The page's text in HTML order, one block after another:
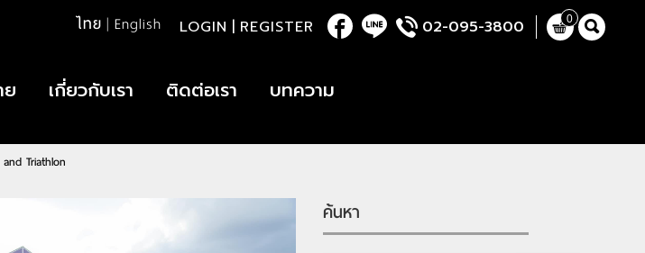
ไทย | English 0
02-095-3800
LOGIN | REGISTER
ย เกี่ยวกับเรา ติดต่อเรา บทความ
Triathlon
ค้นหา